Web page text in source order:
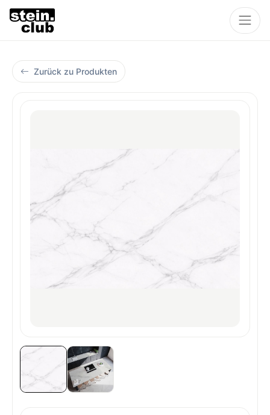
Zurück zu Produkten